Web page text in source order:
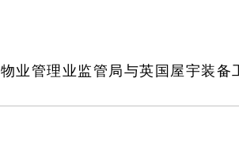
物业管理业监管局与英国屋宇装